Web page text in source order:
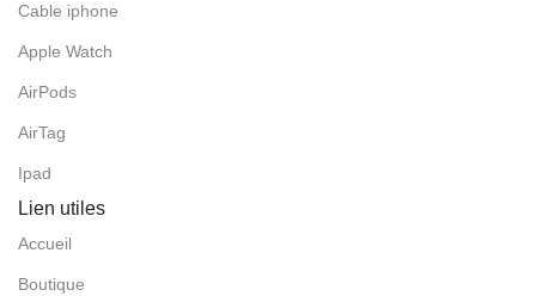
Cable iphone
Apple Watch
AirPods
AirTag
Ipad
Lien utiles
Accueil
Boutique